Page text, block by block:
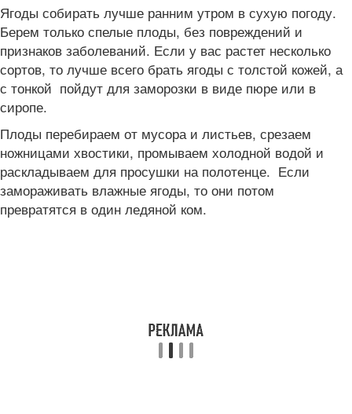
Ягоды собирать лучше ранним утром в сухую погоду.
Берем только спелые плоды, без повреждений и
признаков заболеваний. Если у вас растет несколько
сортов, то лучше всего брать ягоды с толстой кожей, а
с тонкой пойдут для заморозки в виде пюре или в
сиропе.
Плоды перебираем от мусора и листьев, срезаем
ножницами хвостики, промываем холодной водой и
раскладываем для просушки на полотенце. Если
замораживать влажные ягоды, то они потом
превратятся в один ледяной ком.